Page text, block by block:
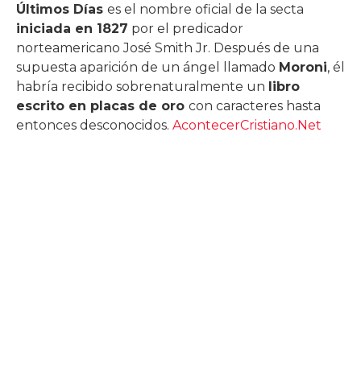
Últimos Días es el nombre oficial de la secta
iniciada en 1827 por el predicador
norteamericano José Smith Jr. Después de una
supuesta aparición de un ángel llamado Moroni, él
habría recibido sobrenaturalmente un libro
escrito en placas de oro con caracteres hasta
entonces desconocidos. AcontecerCristiano.Net